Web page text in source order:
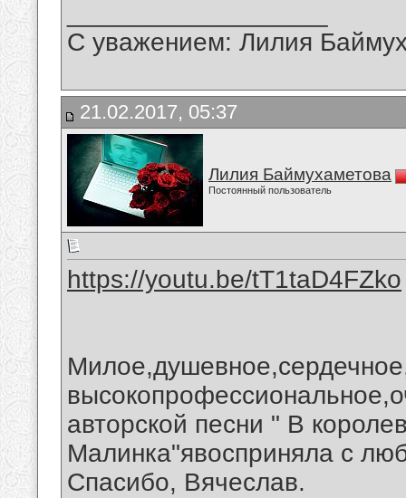
С уважением: Лилия
21.02.2017, 05:37
Лилия Баймухаметова
Постоянный пользователь
https://youtu.be/tT1taD4FZko
авторской песни " В
Малинка"явосприняла с
Спасибо, Вячеслав.